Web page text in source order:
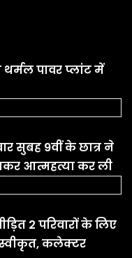
पावर प्लांट में
सुबह 9वीं के छात्र ने
आत्महत्या कर ली
2 परिवारों के लिए
स्वीकृत, कलेक्टर